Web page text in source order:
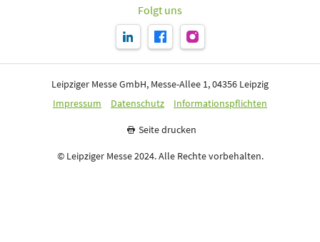
Folgt uns
Leipziger Messe GmbH, Messe-Allee 1, 04356 Leipzig
Impressum
Datenschutz Informationspflichten
Seite drucken
© Leipziger Messe 2024. Alle Rechte vorbehalten.